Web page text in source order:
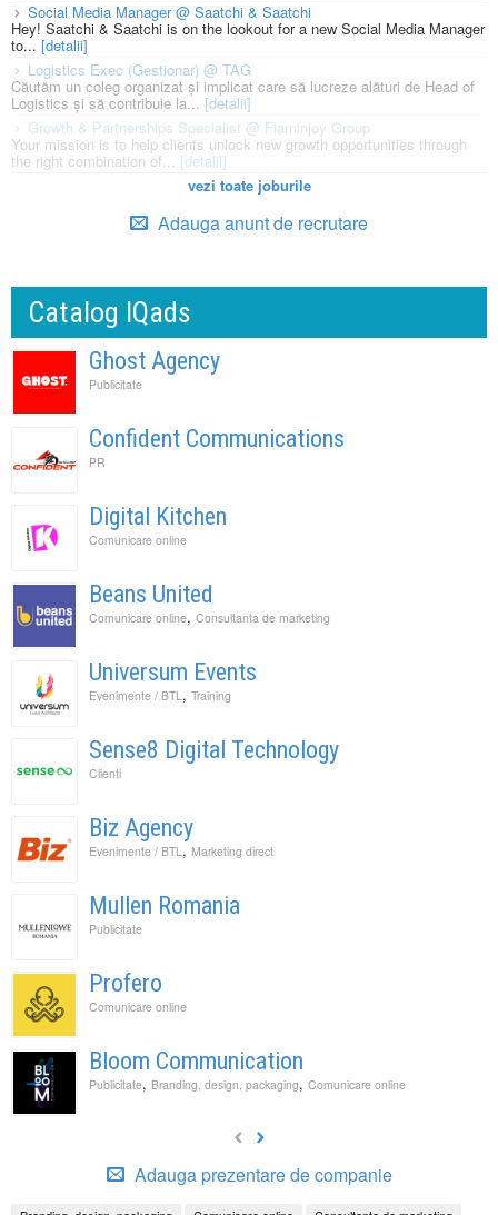
Social Media Manager @ Saatchi & Saatchi
Hey! Saatchi & Saatchi is on the lookout for a new Social Media Manager
to... [detalii]
Logistics Exec (Gestionar) @ TAG
Căutăm un coleg organizat și implicat care să lucreze alături de Head of
Logistics și să contribuie la... [detalii]
Growth & Partnerships Specialist @ Flaminjoy Group
Your mission is to help clients unlock new growth opportunities through
the right combination of... [detalii]
vezi toate joburile
Adauga anunt de recrutare
Catalog IQads
Ghost Agency
Publicitate
Confident Communications
PR
Digital Kitchen
Comunicare online
Beans United
Comunicare online, Consultanta de marketing
Universum Events
Evenimente / BTL, Training
Sense8 Digital Technology
Clienti
Biz Agency
Evenimente / BTL, Marketing direct
Mullen Romania
Publicitate
Profero
Comunicare online
Bloom Communication
Publicitate, Branding, design, packaging, Comunicare online
Adauga prezentare de companie